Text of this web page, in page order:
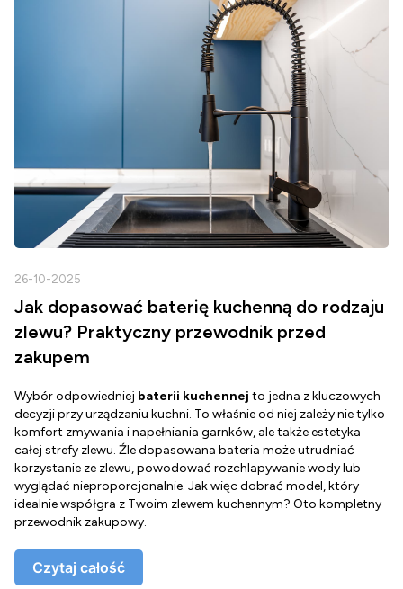
26-10-2025
Jak dopasować baterię kuchenną do rodzaju
zlewu? Praktyczny przewodnik przed
zakupem
Wybór odpowiedniej baterii kuchennej to jedna z kluczowych
decyzji przy urządzaniu kuchni. To właśnie od niej zależy nie tylko
komfort zmywania i napełniania garnków, ale także estetyka
całej strefy zlewu. Źle dopasowana bateria może utrudniać
korzystanie ze zlewu, powodować rozchlapywanie wody lub
wyglądać nieproporcjonalnie. Jak więc dobrać model, który
idealnie współgra z Twoim zlewem kuchennym? Oto kompletny
przewodnik zakupowy.
Czytaj całość